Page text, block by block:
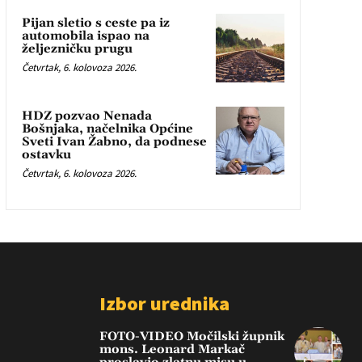
Pijan sletio s ceste pa iz
automobila ispao na
željezničku prugu
Četvrtak, 6. kolovoza 2026.
HDZ pozvao Nenada
Bošnjaka, načelnika Općine
Sveti Ivan Žabno, da podnese
ostavku
Četvrtak, 6. kolovoza 2026.
Izbor urednika
FOTO-VIDEO Močilski župnik
mons. Leonard Markač